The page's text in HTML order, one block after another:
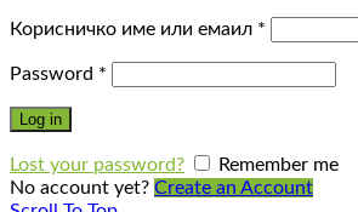
Корисничко име или емаил *
Password *
Log in
Lost your password?
Remember me
No account yet? Create an Account